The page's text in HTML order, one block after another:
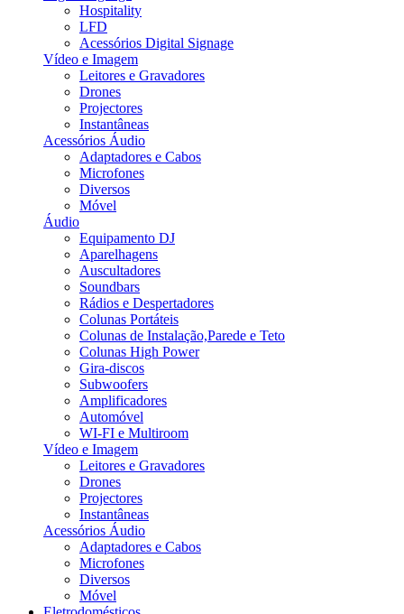
Hospitality
LFD
Acessórios Digital Signage
Vídeo e Imagem
Leitores e Gravadores
Drones
Projectores
Instantâneas
Acessórios Áudio
Adaptadores e Cabos
Microfones
Diversos
Móvel
Áudio
Equipamento DJ
Aparelhagens
Auscultadores
Soundbars
Rádios e Despertadores
Colunas Portáteis
Colunas de Instalação,Parede e Teto
Colunas High Power
Gira-discos
Subwoofers
Amplificadores
Automóvel
WI-FI e Multiroom
Vídeo e Imagem
Leitores e Gravadores
Drones
Projectores
Instantâneas
Acessórios Áudio
Adaptadores e Cabos
Microfones
Diversos
Móvel